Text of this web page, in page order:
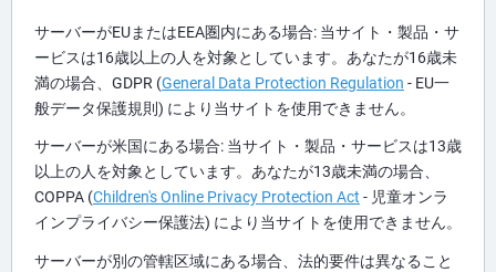
サーバーがEUまたはEEA圏内にある場合: 当サイト・製品・サ
ービスは16歳以上の人を対象としています。あなたが16歳未
満の場合、GDPR (General Data Protection Regulation - EU一
般データ保護規則) により当サイトを使用できません。
サーバーが米国にある場合: 当サイト・製品・サービスは13歳
以上の人を対象としています。あなたが13歳未満の場合、
COPPA (Children's Online Privacy Protection Act - 児童オンラ
インプライバシー保護法) により当サイトを使用できません。
サーバーが別の管轄区域にある場合、法的要件は異なること